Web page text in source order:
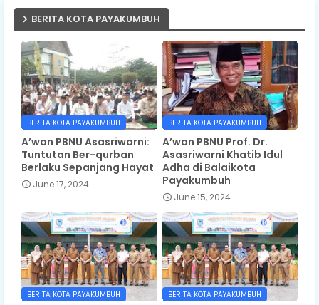
BERITA KOTA PAYAKUMBUH
BERITA KOTA PAYAKUMBUH
A’wan PBNU Asasriwarni:
Tuntutan Ber-qurban
Berlaku Sepanjang Hayat
June 17, 2024
BERITA KOTA PAYAKUMBUH
A’wan PBNU Prof. Dr.
Asasriwarni Khatib Idul
Adha di Balaikota
Payakumbuh
June 15, 2024
BERITA KOTA PAYAKUMBUH BERITA KOTA PAYAKUMBUH